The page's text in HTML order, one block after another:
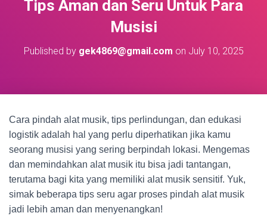
Tips Aman dan Seru Untuk Para
Musisi
Published by gek4869@gmail.com on July 10, 2025
Cara pindah alat musik, tips perlindungan, dan edukasi
logistik adalah hal yang perlu diperhatikan jika kamu
seorang musisi yang sering berpindah lokasi. Mengemas
dan memindahkan alat musik itu bisa jadi tantangan,
terutama bagi kita yang memiliki alat musik sensitif. Yuk,
simak beberapa tips seru agar proses pindah alat musik
jadi lebih aman dan menyenangkan!